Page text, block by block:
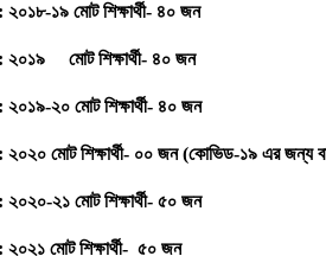
১৯ মোট শিক্ষার্থী- ৪০ জন
মোট শিক্ষার্থী- ৪০ জন
২০ মোট শিক্ষার্থী- ৪০ জন
মোট শিক্ষার্থী- ০০ জন (কোভিড-১৯ এর জন্য
২১ মোট শিক্ষার্থী- ৫০ জন
মোট শিক্ষার্থী- ৫০ জন